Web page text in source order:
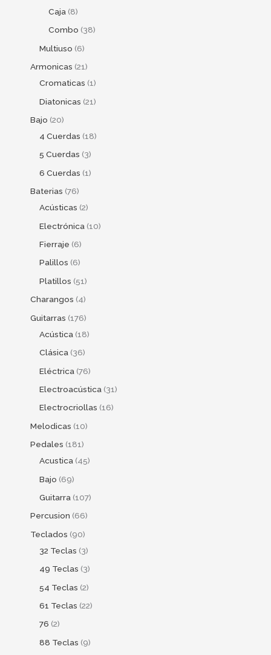
Caja 8
Combo 38
Multiuso 6
Armonicas 21
Cromaticas 1
Diatonicas 21
Bajo 20
4 Cuerdas 18
5 Cuerdas 3
6 Cuerdas 1
Baterias 76
Acústicas 2
Electrónica 10
Fierraje 6
Palillos 6
Platillos 51
Charangos 4
Guitarras 176
Acústica 18
Clásica 36
Eléctrica 76
Electroacústica 31
Electrocriollas 16
Melodicas 10
Pedales 181
Acustica 45
Bajo 69
Guitarra 107
Percusion 66
Teclados 90
32 Teclas 3
49 Teclas 3
54 Teclas 2
61 Teclas 22
76 2
88 Teclas 9